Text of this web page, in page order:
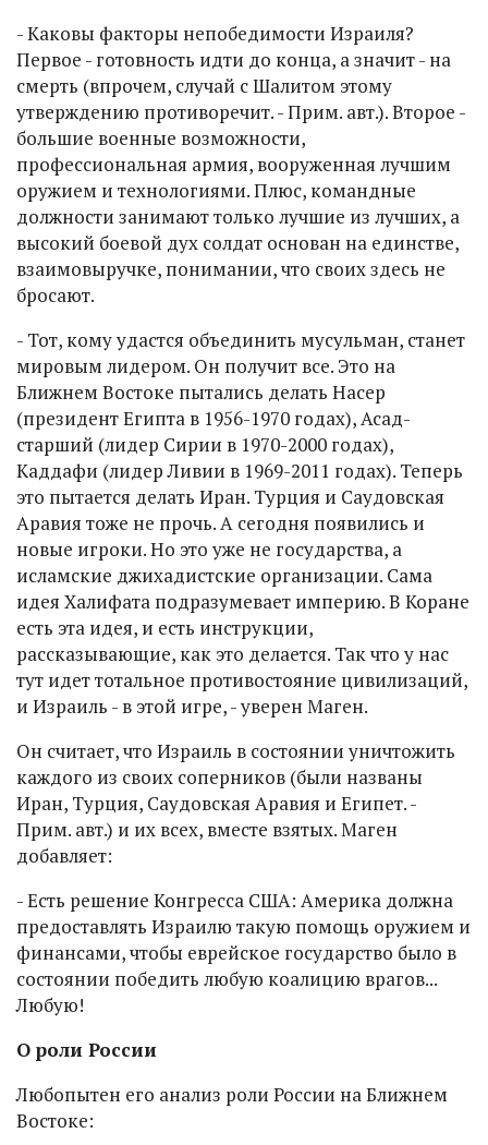
- Каковы факторы непобедимости Израиля?
Первое - готовность идти до конца, а значит - на
смерть (впрочем, случай с Шалитом этому
утверждению противоречит. - Прим. авт.). Второе -
большие военные возможности,
профессиональная армия, вооруженная лучшим
оружием и технологиями. Плюс, командные
должности занимают только лучшие из лучших, а
высокий боевой дух солдат основан на единстве,
взаимовыручке, понимании, что своих здесь не
бросают.
- Тот, кому удастся объединить мусульман, станет
мировым лидером. Он получит все. Это на
Ближнем Востоке пытались делать Насер
(президент Египта в 1956-1970 годах), Асад-
старший (лидер Сирии в 1970-2000 годах),
Каддафи (лидер Ливии в 1969-2011 годах). Теперь
это пытается делать Иран. Турция и Саудовская
Аравия тоже не прочь. А сегодня появились и
новые игроки. Но это уже не государства, а
исламские джихадистские организации. Сама
идея Халифата подразумевает империю. В Коране
есть эта идея, и есть инструкции,
рассказывающие, как это делается. Так что у нас
тут идет тотальное противостояние цивилизаций,
и Израиль - в этой игре, - уверен Маген.
Он считает, что Израиль в состоянии уничтожить
каждого из своих соперников (были названы
Иран, Турция, Саудовская Аравия и Египет. -
Прим. авт.) и их всех, вместе взятых. Маген
добавляет:
- Есть решение Конгресса США: Америка должна
предоставлять Израилю такую помощь оружием и
финансами, чтобы еврейское государство было в
состоянии победить любую коалицию врагов...
Любую!
О роли России
Любопытен его анализ роли России на Ближнем
Востоке: